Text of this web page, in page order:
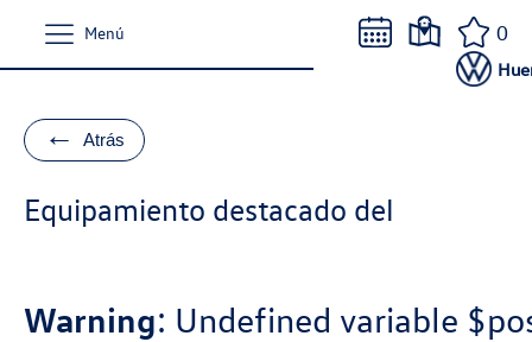
Menú 0
← Atrás
Equipamiento destacado del
Warning: Undefined variable